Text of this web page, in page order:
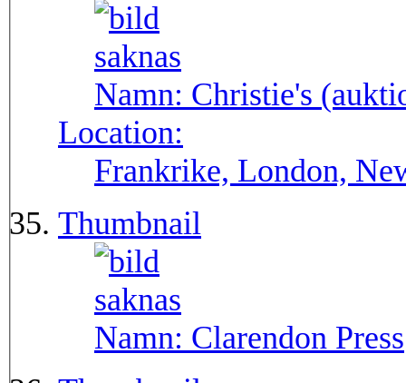
Namn: Christie's
Location:
Frankrike, London,
Thumbnail
Namn: Clarendon Press